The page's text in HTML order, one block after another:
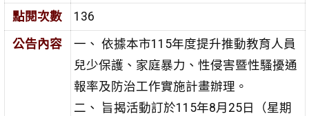
點閱次數
136
公告內容
一、 依據本市115年度提升推動教育人員
兒少保護、家庭暴力、 性侵害暨性騷擾通
報率及防治工作實施計畫辦理。
二、 旨揭活動訂於115年8月25日（星期